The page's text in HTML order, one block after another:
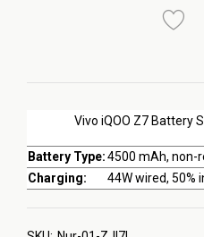
Vivo iQOO Z7 Battery
Battery Type:4500 mAh, non-
Charging:
44W wired, 50%